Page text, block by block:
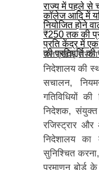
राज्य में पहले से
कॉलेज आदि में
नियोजित होने
₹250 तक की
प्रति केंद्र में
की प्रतिपूर्ति
उत्तराखंड
निदेशालय की
सचालन,
गतिविधियों
निदेशक, संयुक्त
रजिस्ट्रार
निदेशालय का
सुनिश्चित
प्रमाणन बोर्ड के